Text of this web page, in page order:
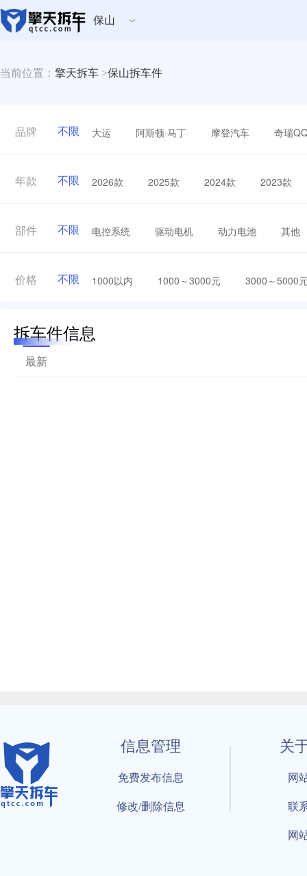
保山
当前位置： 擎天拆车 >保山拆车件
品牌 不限 大运 阿斯顿·马丁 摩登汽车 奇瑞
年款 不限 2026款 2025款 2024款 2023款
部件 不限 电控系统 驱动电机 动力电池 其他
价格 不限 1000以内 1000～3000元 3000～5000
拆车件信息
最新
信息管理
免费发布信息
修改/删除信息
关
网
联
网